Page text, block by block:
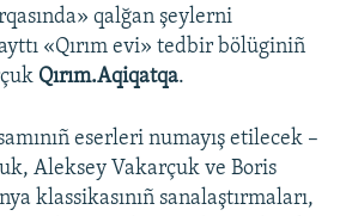
qalğan şeylerni
«Qırım evi» tedbir bölüginiñ
Qırım.Aqiqatqa.
eserleri numayış etilecek –
Aleksey Vakarçuk ve Boris
klassikasınıñ sanalaştırmaları,